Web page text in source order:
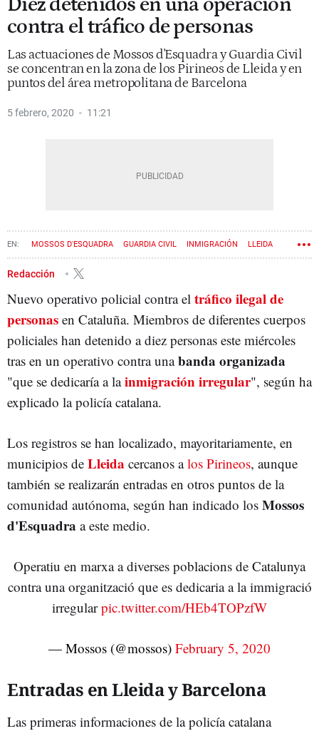
contra el tráfico de personas
Las actuaciones de Mossos d'Esquadra y Guardia Civil
se concentran en la zona de los Pirineos de Lleida y en
puntos del área metropolitana de Barcelona
5 febrero, 2020 11:21
MOSSOS D'ESQUADRA GUARDIA CIVIL INMIGRACIÓN LLEIDA
LOS PIRINEOS
Redacción
Nuevo operativo policial contra el tráfico ilegal de
personas en Cataluña. Miembros de diferentes cuerpos
policiales han detenido a diez personas este miércoles
tras en un operativo contra unabanda organizada
"que se dedicaría a lainmigración irregular", según ha
explicado la policía catalana.
Los registros se han localizado, mayoritariamente, en
municipios de Lleida cercanos alos Pirineos, aunque
también se realizarán entradas en otros puntos de la
comunidad autónoma, según han indicado los Mossos
d'Esquadra a este medio.
Operatiu en marxa a diverses poblacions de Catalunya
contra una organització que es dedicaria a la immigració
irregularpic.twitter.com/HEb4TOPzfW
— Mossos (@mossos) February 5, 2020
Entradas en Lleida y Barcelona
Las primeras informaciones de la policía catalana